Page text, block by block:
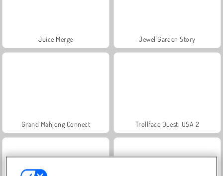
Juice Merge Jewel Garden Story
Grand Mahjong Connect Trollface Quest: USA 2